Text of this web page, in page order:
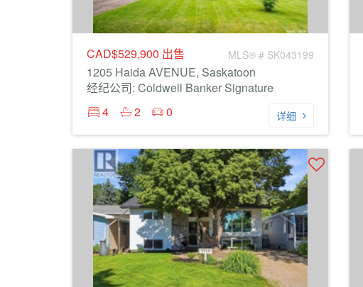
CAD$529,900 出售 MLS® # SK043199
1205 Haida AVENUE, Saskatoon
经纪公司: Coldwell Banker Signature
4
2 0 详细